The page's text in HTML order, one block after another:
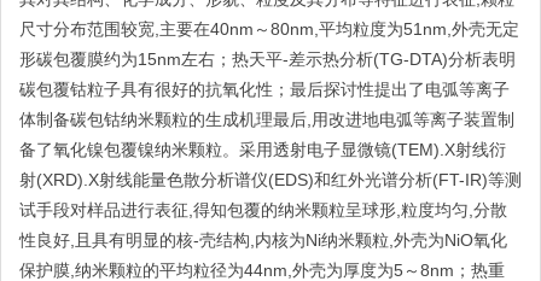
尺寸分布范围较宽,主要在40nm～80nm,平均粒度为51nm,外壳无定
形碳包覆膜约为15nm左右；热天平-差示热分析(TG-DTA)分析表明
碳包覆钴粒子具有很好的抗氧化性；最后探讨性提出了电弧等离子
体制备碳包钴纳米颗粒的生成机理最后,用改进地电弧等离子装置制
备了氧化镍包覆镍纳米颗粒。采用透射电子显微镜(TEM).X射线衍
射(XRD).X射线能量色散分析谱仪(EDS)和红外光谱分析(FT-IR)等测
试手段对样品进行表征,得知包覆的纳米颗粒呈球形,粒度均匀,分散
性良好,且具有明显的核-壳结构,内核为Ni纳米颗粒,外壳为NiO氧化
保护膜,纳米颗粒的平均粒径为44nm,外壳为厚度为5～8nm；热重